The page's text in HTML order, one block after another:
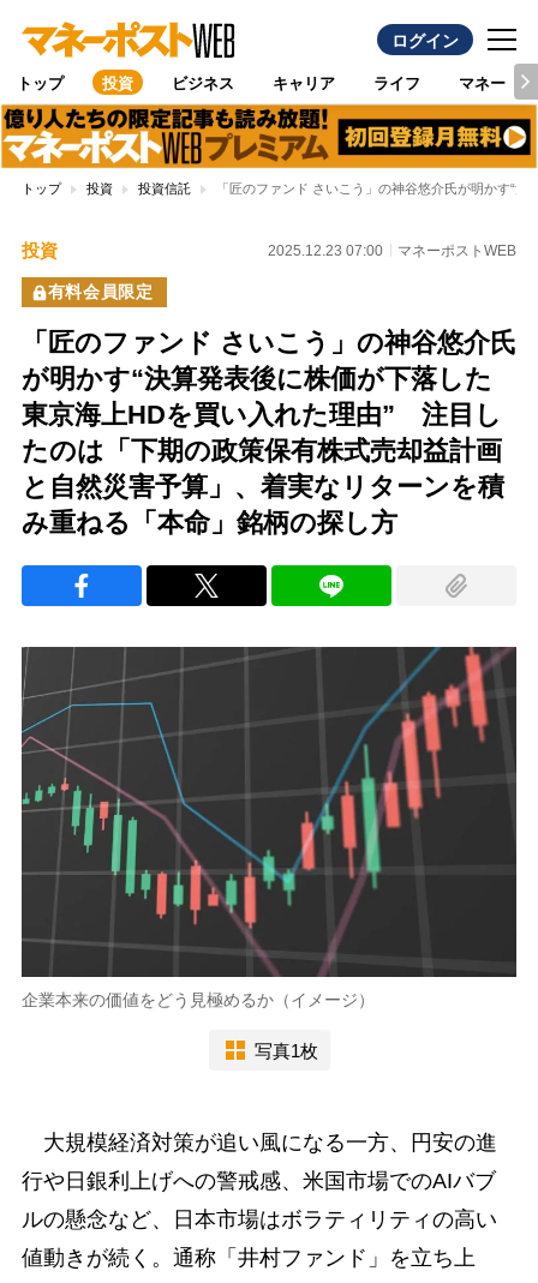
ログイン
トップ 投資 ビジネス キャリア ライフ マネー
トップ 投資 投資信託 「匠のファンド さいこう」の神谷悠介氏が明かす“
投資 2025.12.23 07:00 マネーポストWEB
有料会員限定
「匠のファンド さいこう」の神谷悠介氏
が明かす“決算発表後に株価が下落した
東京海上HDを買い入れた理由” 注目し
たのは「下期の政策保有株式売却益計画
と自然災害予算」、着実なリターンを積
み重ねる「本命」銘柄の探し方
企業本来の価値をどう見極めるか（イメージ）
写真1枚
大規模経済対策が追い風になる一方、円安の進
行や日銀利上げへの警戒感、米国市場でのAIバブ
ルの懸念など、日本市場はボラティリティの高い
値動きが続く。通称「井村ファンド」を立ち上